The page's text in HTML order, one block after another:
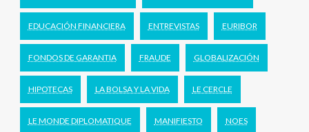
EDUCACIÓN FINANCIERA ENTREVISTAS EURIBOR
FONDOS DE GARANTIA FRAUDE GLOBALIZACIÓN
HIPOTECAS LA BOLSA Y LA VIDA LE CERCLE
LE MONDE DIPLOMATIQUE MANIFIESTO NOES